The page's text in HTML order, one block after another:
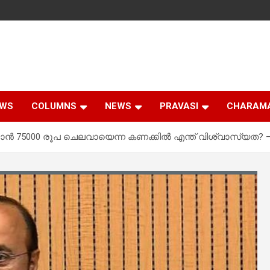
COLUMNS NEWS PRAVASI
75000 രൂപ ചെലവായെന്ന കണക്കില്‍ എന്ത് വിശ്വാസ്യത?